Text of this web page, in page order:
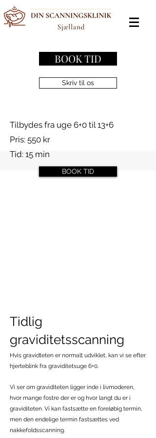
BOOK TID
Skriv til os
Tidlig
graviditetsscanning
Hvis gravidteten er normalt udviklet, kan vi se efter
hjerteblink fra graviditetsuge 6+0.
Vi ser om graviditeten ligger inde i livmoderen,
hvor mange fostre der er og hvor langt du er i
graviditeten. Vi kan fastsætte en foreløbig termin,
men den endelige termin fastsættes ved
nakkefoldsscanning.
Tilbydes fra uge 6+0 til 13+6
Pris: 550 kr
Tid: 15 min
BOOK TID